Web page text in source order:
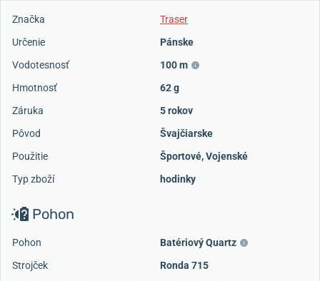
Značka
Traser
Určenie
Pánske
Vodotesnosť
100 m
Hmotnosť
62 g
Záruka
5 rokov
Pôvod
Švajčiarske
Použitie
Športové,Vojenské
Typ zboží
hodinky
Pohon
Pohon
Batériový Quartz
Strojček
Ronda 715